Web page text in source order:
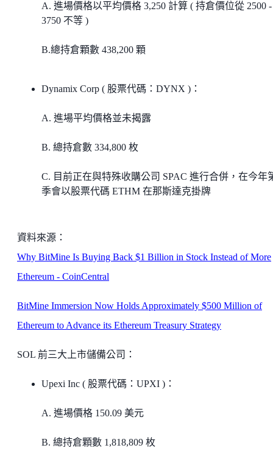
A. 進場價格以平均價格 3,250 計算 ( 持倉價位從 2500 -
3750 不等 )
B.總持倉顆數 438,200 顆
Dynamix Corp ( 股票代碼：DYNX )：
A. 進場平均價格並未揭露
B. 總持倉數 334,800 枚
C. 目前正在與特殊收購公司 SPAC 進行合併，在今年
季會以股票代碼 ETHM 在那斯達克掛牌
資料來源：
Why BitMine Is Buying Back $1 Billion in Stock Instead of More
Ethereum - CoinCentral
BitMine Immersion Now Holds Approximately $500 Million of
Ethereum to Advance its Ethereum Treasury Strategy
SOL 前三大上市儲備公司：
Upexi Inc ( 股票代碼：UPXI )：
A. 進場價格 150.09 美元
B. 總持倉顆數 1,818,809 枚